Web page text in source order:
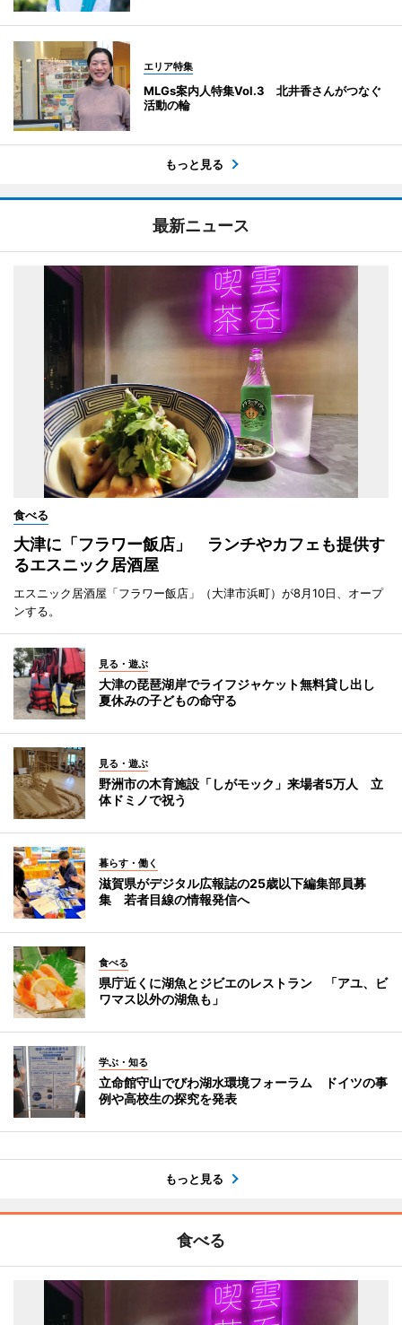
エリア特集
MLGs案内人特集Vol.3 北井香さんがつなぐ
活動の輪
もっと見る
最新ニュース
食べる
大津に「フラワー飯店」 ランチやカフェも提供す
るエスニック居酒屋
エスニック居酒屋「フラワー飯店」（大津市浜町）が8月10日、オープ
ンする。
見る・遊ぶ
大津の琵琶湖岸でライフジャケット無料貸し出し
夏休みの子どもの命守る
見る・遊ぶ
野洲市の木育施設「しがモック」来場者5万人 立
体ドミノで祝う
暮らす・働く
滋賀県がデジタル広報誌の25歳以下編集部員募
集 若者目線の情報発信へ
食べる
県庁近くに湖魚とジビエのレストラン 「アユ、ビ
ワマス以外の湖魚も」
学ぶ・知る
立命館守山でびわ湖水環境フォーラム ドイツの事
例や高校生の探究を発表
もっと見る
食べる